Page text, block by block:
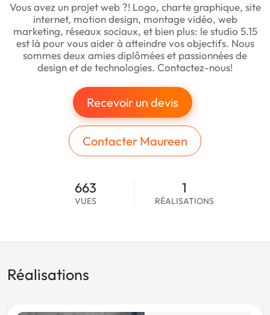
Vous avez un projet web ?! Logo, charte graphique, site
internet, motion design, montage vidéo, web
marketing, réseaux sociaux, et bien plus: le studio 5.15
est là pour vous aider à atteindre vos objectifs. Nous
sommes deux amies diplômées et passionnées de
design et de technologies. Contactez-nous!
Recevoir un devis
Contacter Maureen
663
VUES
1
RÉALISATIONS
Réalisations